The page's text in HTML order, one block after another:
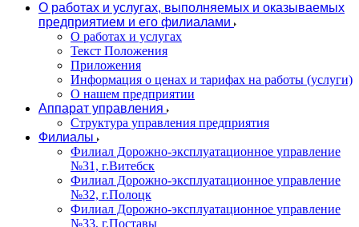
О работах и услугах, выполняемых и оказываемых
предприятием и его филиалами
О работах и услугах
Текст Положения
Приложения
Информация о ценах и тарифах на работы (услуги)
О нашем предприятии
Аппарат управления
Структура управления предприятия
Филиалы
Филиал Дорожно-эксплуатационное управление
№31, г.Витебск
Филиал Дорожно-эксплуатационное управление
№32, г.Полоцк
Филиал Дорожно-эксплуатационное управление
№33, г.Поставы